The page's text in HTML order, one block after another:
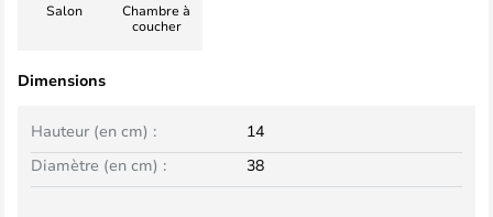
Salon
Chambre à
coucher
Dimensions
Hauteur (en cm) :
14
Diamètre (en cm) :
38